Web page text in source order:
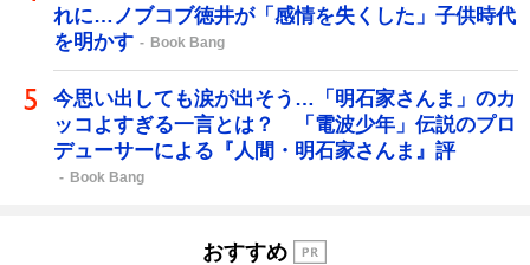
れに…ノブコブ徳井が「感情を失くした」子供時代
を明かす
Book Bang
今思い出しても涙が出そう…「明石家さんま」のカ
ッコよすぎる一言とは？ 「電波少年」伝説のプロ
デューサーによる『人間・明石家さんま』評
Book Bang
おすすめ